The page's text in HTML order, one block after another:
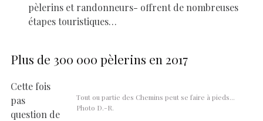
pèlerins et randonneurs- offrent de nombreuses
étapes touristiques…
Plus de 300 000 pèlerins en 2017
Tout ou partie des Chemins peut se faire à pieds…
Photo D.-R.
Cette fois
pas
question de